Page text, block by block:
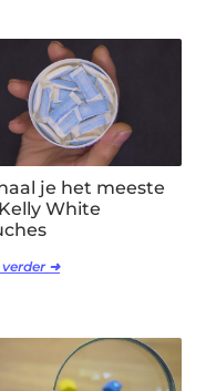
je het meeste
White
verder ➜